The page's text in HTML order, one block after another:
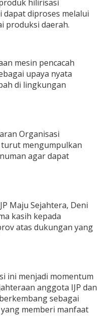
hilirisasi
diproses melalui
produksi daerah.
mesin pencacah
upaya nyata
di lingkungan
Organisasi
mengumpulkan
agar dapat
Maju Sejahtera, Deni
kasih kepada
atas dukungan yang
ini menjadi momentum
anggota IJP dan
sebagai
memberi manfaat